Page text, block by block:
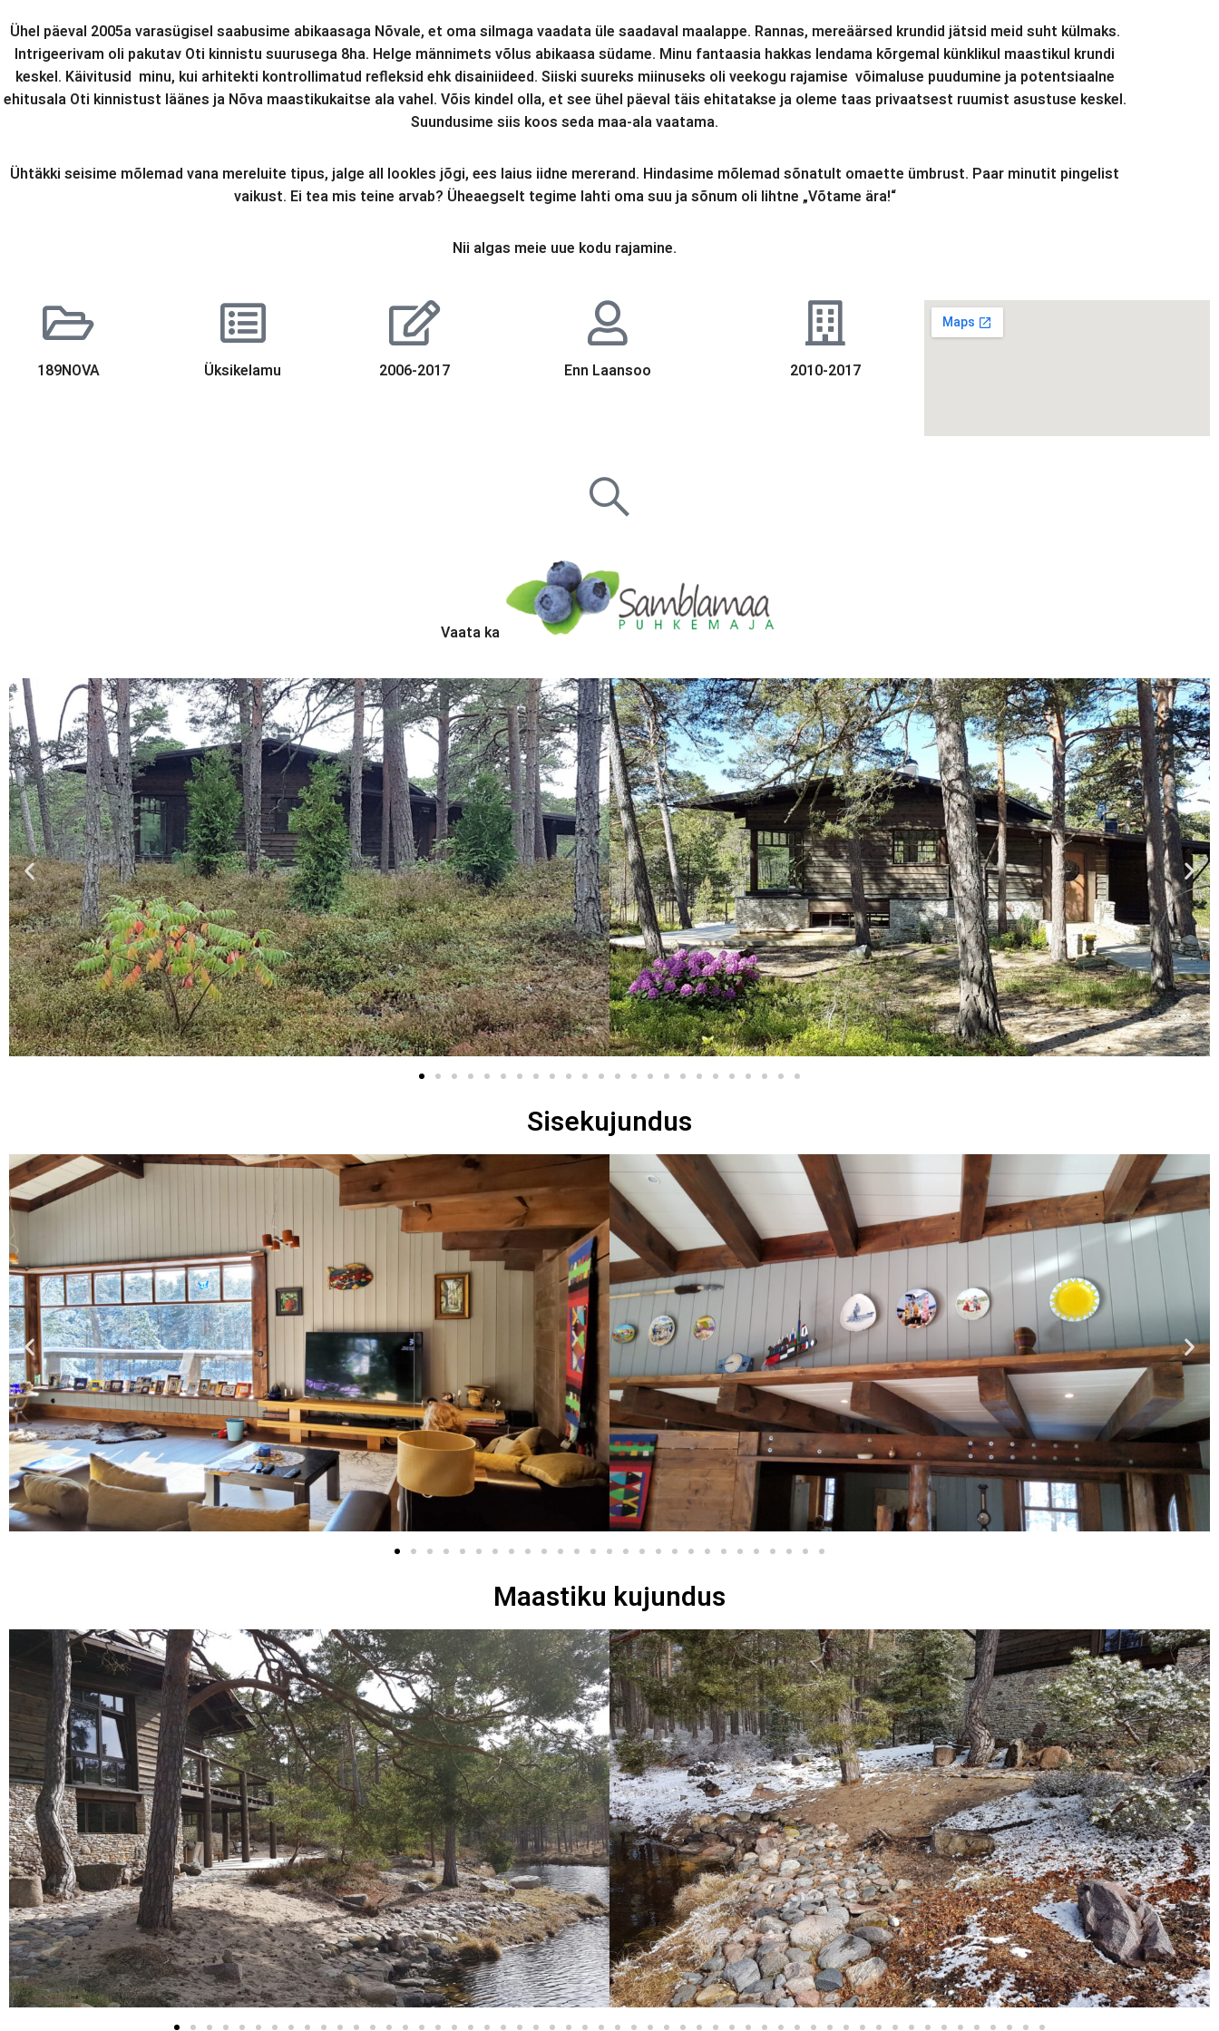
Ühel päeval 2005a varasügisel saabusime abikaasaga Nõvale, et oma silmaga vaadata üle saadaval maalappe. Rannas, mereäärsed krundid jätsid meid suht külmaks.
Intrigeerivam oli pakutav Oti kinnistu suurusega 8ha. Helge männimets võlus abikaasa südame. Minu fantaasia hakkas lendama kõrgemal künklikul maastikul krundi
keskel. Käivitusid minu, kui arhitekti kontrollimatud refleksid ehk disainiideed. Siiski suureks miinuseks oli veekogu rajamise võimaluse puudumine ja potentsiaalne
ehitusala Oti kinnistust läänes ja Nõva maastikukaitse ala vahel. Võis kindel olla, et see ühel päeval täis ehitatakse ja oleme taas privaatsest ruumist asustuse keskel.
Suundusime siis koos seda maa-ala vaatama.
Ühtäkki seisime mõlemad vana mereluite tipus, jalge all lookles jõgi, ees laius iidne mererand. Hindasime mõlemad sõnatult omaette ümbrust. Paar minutit pingelist
vaikust. Ei tea mis teine arvab? Üheaegselt tegime lahti oma suu ja sõnum oli lihtne „Võtame ära!“
Nii algas meie uue kodu rajamine.
189NOVA Üksikelamu 2006-2017 Enn Laansoo 2010-2017
Vaata ka
Sisekujundus
Maastiku kujundus